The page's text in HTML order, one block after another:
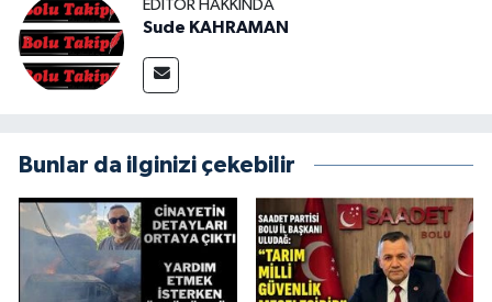
EDITÖR HAKKINDA
Sude KAHRAMAN
Bunlar da ilginizi çekebilir